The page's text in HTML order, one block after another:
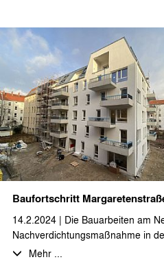
historische Klinkerfassade
Baufortschritt
14.2.2024 | Die Bauarbeiten am
Nachverdichtungsmaßnahme in
gut voran. Nachdem die
Mehr ...